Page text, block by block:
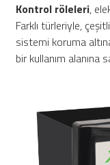
Kontrol röleleri,
Farklı türleriyle,
sistemi koruma
bir kullanım